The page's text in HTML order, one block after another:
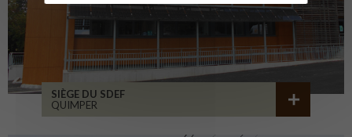
SIÈGE DU SDEF
QUIMPER